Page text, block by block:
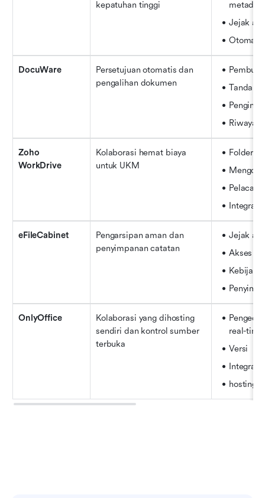
kepatuhan tinggi
Jejak
DocuWare
Persetujuan otomatis dan
pengalihan dokumen
Tanda
Riwayat
Zoho
WorkDrive
Kolaborasi hemat biaya
untuk UKM
Folder
eFileCabinet
Pengarsipan aman dan
penyimpanan catatan
Jejak
Akses
OnlyOffice
Kolaborasi yang dihosting
sendiri dan kontrol sumber
terbuka
real-time
Versi
hosting